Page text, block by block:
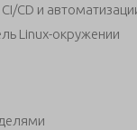
CD и
Linux-окружении